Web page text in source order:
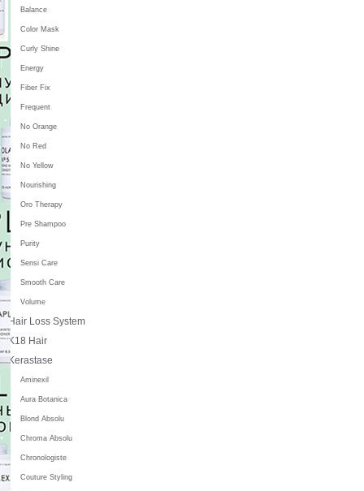
Balance
Color Mask
Curly Shine
Energy
Fiber Fix
Frequent
No Orange
No Red
No Yellow
Nourishing
Oro Therapy
Pre Shampoo
Purity
Sensi Care
Smooth Care
Volume
Hair Loss System
K18 Hair
Kerastase
Aminexil
Aura Botanica
Blond Absolu
Chroma Absolu
Chronologiste
Couture Styling